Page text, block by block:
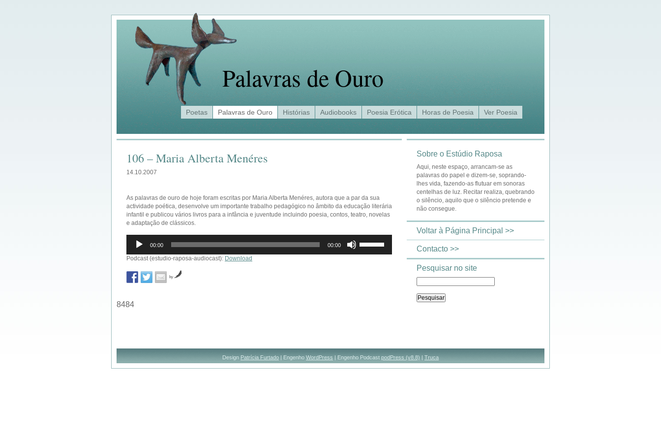
Palavras de Ouro
Poetas Palavras de Ouro Histórias Audiobooks Poesia Erótica Horas de Poesia Ver Poesia
106 – Maria Alberta Menéres
14.10.2007
As palavras de ouro de hoje foram escritas por Maria Alberta Menéres, autora que a par da sua
actividade poética, desenvolve um importante trabalho pedagógico no âmbito da educação literária
infantil e publicou vários livros para a infância e juventude incluindo poesia, contos, teatro, novelas
e adaptação de clássicos.
Reprodutor
áudio
00:00 00:00
as
setas
Podcast (estudio-raposa-audiocast): Download
by
8484
Sobre o Estúdio Raposa
Aqui, neste espaço, arrancam-se as
palavras do papel e dizem-se, soprando-
lhes vida, fazendo-as flutuar em sonoras
centelhas de luz. Recitar realiza, quebrando
o silêncio, aquilo que o silêncio pretende e
não consegue.
Voltar à Página Principal >>
Contacto >>
Pesquisar no site
Design Patrícia Furtado | Engenho WordPress | Engenho Podcast podPress (v8.8) | Truca